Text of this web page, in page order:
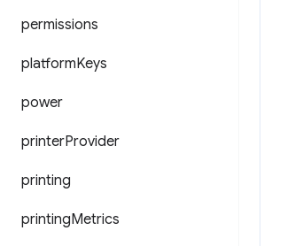
permissions
platformKeys
power
printerProvider
printing
printingMetrics